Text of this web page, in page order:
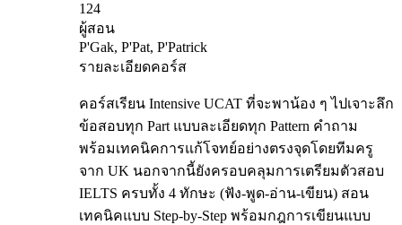
124
ผู้สอน
P'Gak, P'Pat, P'Patrick
รายละเอียดคอร์ส
คอร์สเรียน Intensive UCAT ที่จะพาน้อง ๆ ไปเจาะลึก
ข้อสอบทุก Part แบบละเอียดทุก Pattern คำถาม
พร้อมเทคนิคการแก้โจทย์อย่างตรงจุดโดยทีมครู
จาก UK นอกจากนี้ยังครอบคลุมการเตรียมตัวสอบ
IELTS ครบทั้ง 4 ทักษะ (ฟัง-พูด-อ่าน-เขียน) สอน
เทคนิคแบบ Step-by-Step พร้อมกฎการเขียนแบบ